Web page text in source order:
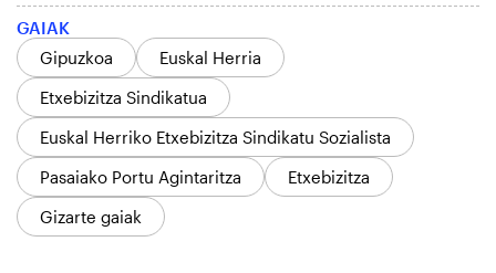
GAIAK
Gipuzkoa
Euskal Herria
Etxebizitza Sindikatua
Euskal Herriko Etxebizitza Sindikatu Sozialista
Pasaiako Portu Agintaritza
Etxebizitza
Gizarte gaiak